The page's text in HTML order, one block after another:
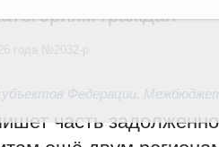
граждан
Федерации.
часть